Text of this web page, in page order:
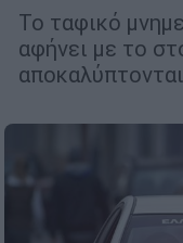
Το ταφικό
αφήνει με το